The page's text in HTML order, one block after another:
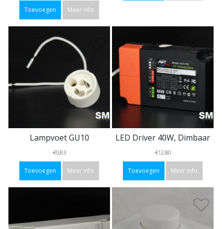
Toevoegen Meer info
Lampvoet GU10
€0,83
Toevoegen Meer info
LED Driver 40W, Dimbaar
€12,80
Toevoegen Meer info